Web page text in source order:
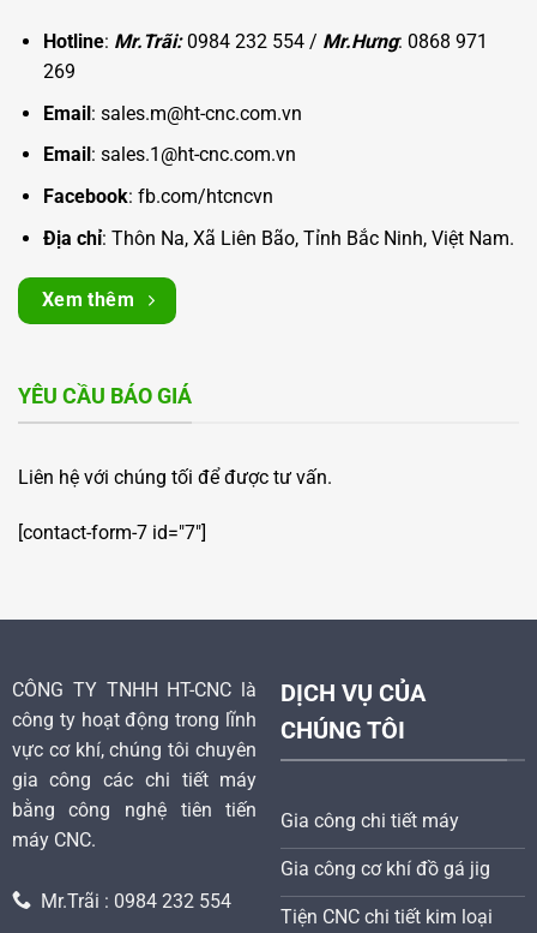
Hotline: Mr.Trãi:0984 232 554 / Mr.Hưng: 0868 971
269
Email: sales.m@ht-cnc.com.vn
Email : sales.1@ht-cnc.com.vn
Facebook: fb.com/htcncvn
Địa chỉ: Thôn Na, Xã Liên Bão, Tỉnh Bắc Ninh, Việt Nam.
Xem thêm
YÊU CẦU BÁO GIÁ
Liên hệ với chúng tối để được tư vấn.
[contact-form-7 id="7"]
CÔNG TY TNHH HT-CNC là
công ty hoạt động trong lĩnh
vực cơ khí, chúng tôi chuyên
gia công các chi tiết máy
bằng công nghệ tiên tiến
máy CNC.
Mr.Trãi : 0984 232 554
DỊCH VỤ CỦA
CHÚNG TÔI
Gia công chi tiết máy
Gia công cơ khí đồ gá jig
Tiện CNC chi tiết kim loại